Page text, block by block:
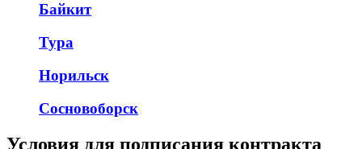
Байкит
Тура
Норильск
Сосновоборск
Условия для подписания контракта